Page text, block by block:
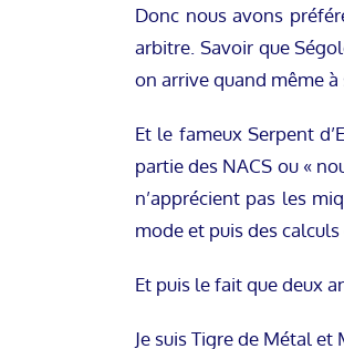
Donc nous avons
arbitre. Savoir que
on arrive quand même à
Et le fameux Serpent
partie des NACS ou «
n’apprécient pas les
mode et puis des
Et puis le fait que deux
Je suis Tigre de Métal